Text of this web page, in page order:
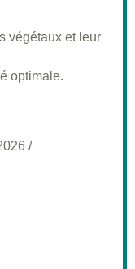
végétaux et leur
optimale.
/